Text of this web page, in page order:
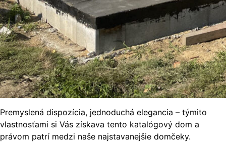
Premyslená dispozícia, jednoduchá elegancia – týmito
vlastnosťami si Vás získava tento katalógový dom a
právom patrí medzi naše najstavanejšie domčeky.